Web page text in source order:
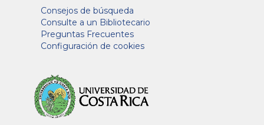
Consejos de búsqueda
Consulte a un Bibliotecario
Preguntas Frecuentes
Configuración de cookies